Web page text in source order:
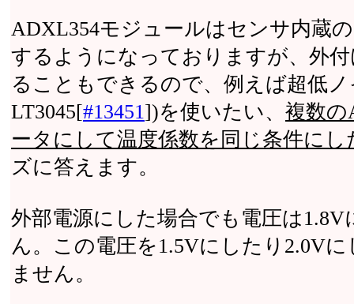
ADXL354モジュールはセンサ内蔵
するようになっておりますが、外
ることもできるので、例えば超低
LT3045[#13451])を使いたい、 複数の
ータにして温度係数を同じ条件にし
ズに答えます。
外部電源にした場合でも電圧は
ん。この電圧を1.5Vにしたり2.0V
ません。